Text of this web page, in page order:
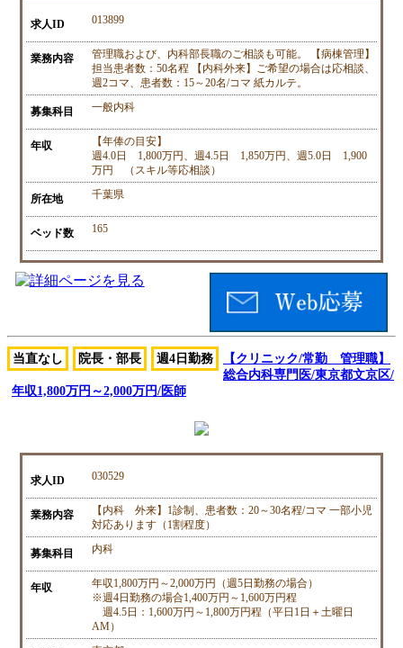
求人ID 013899
業務内容
管理職および、内科部長職のご相談も可能。 【病棟管理】
担当患者数：50名程 【内科外来】ご希望の場合は応相談、
週2コマ、患者数：15～20名/コマ 紙カルテ。
募集科目 一般内科
年収
【年俸の目安】
週4.0日 1,800万円、週4.5日 1,850万円、週5.0日 1,900
万円 （スキル等応相談）
所在地 千葉県
ベッド数 165
当直なし 院長・部長 週4日勤務
【クリニック/常勤 管理職】
総合内科専門医/東京都文京区/
年収1,800万円～2,000万円/医師
求人ID 030529
業務内容
【内科 外来】1診制、患者数：20～30名程/コマ 一部小児
対応あります（1割程度）
募集科目 内科
年収
年収1,800万円～2,000万円（週5日勤務の場合）
※週4日勤務の場合1,400万円～1,600万円程
週4.5日：1,600万円～1,800万円程（平日1日＋土曜日
AM）